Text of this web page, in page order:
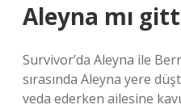
Aleyna mı
Survivor’da Aleyna ile
sırasında Aleyna yere
veda ederken ailesine